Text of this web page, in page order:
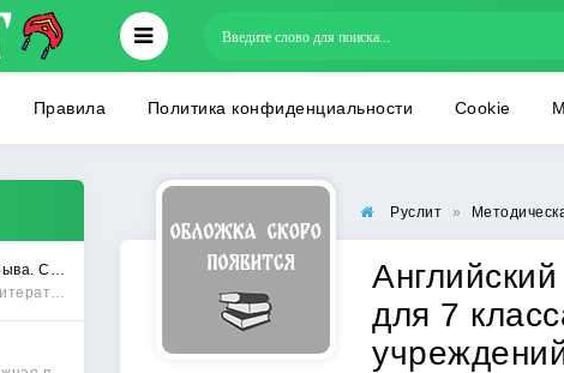
Правила Политика конфиденциальности Cookie
Руслит »
для 7